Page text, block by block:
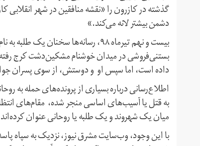
گذشته در کازرون را «نقشه منافقین در شهر انقلابی
دشمن بیشتر لانه می‌کند.»
بیست و نهم تیرماه ۹۸، رسانه‌ها
بستنی‌فروشی در میدان خوشنام مشکین‌دشت کرج
داده است، اما سپس او و دوستش، از سوی پسران
اطلاع‌رسانی درباره بسیاری از پرونده‌های حمله به
به قتل یا آسیب‌های اساسی منجر شده، مقام‌های
میان یک شهروند و یک طلبه یا روحانی عنوان
با این وجود، وب‌سایت مشرق نیوز، نزدیک به سپاه